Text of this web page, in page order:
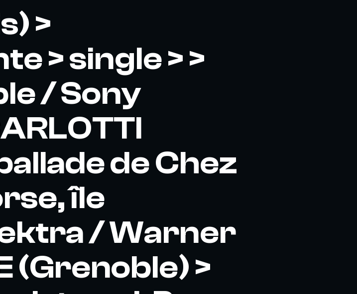
>
> single > >
/ Sony
de Chez
île
/ Warner
(Grenoble) >